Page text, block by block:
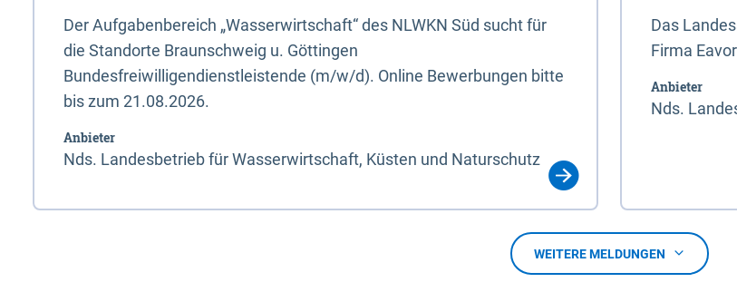
Der Aufgabenbereich „Wasserwirtschaft“ des NLWKN Süd sucht für
die Standorte Braunschweig u. Göttingen
Bundesfreiwilligendienstleistende (m/w/d). Online Bewerbungen bitte
bis zum 21.08.2026.
Anbieter
Nds. Landesbetrieb für Wasserwirtschaft, Küsten und Naturschutz
Das
Firma
Anbieter
Nds.
WEITERE MELDUNGEN